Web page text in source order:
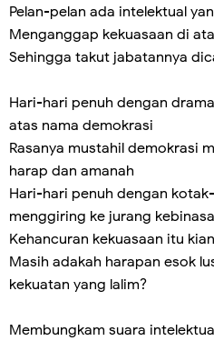
Pelan-pelan ada intelektual
Menganggap kekuasaan di
Sehingga takut jabatannya
Hari-hari penuh dengan
atas nama demokrasi
Rasanya mustahil demokrasi
harap dan amanah
Hari-hari penuh dengan
menggiring ke jurang
Kehancuran kekuasaan itu
Masih adakah harapan esok
kekuatan yang lalim?
Membungkam suara